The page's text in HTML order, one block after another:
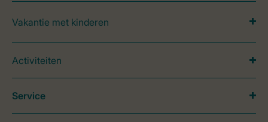
Vakantie met kinderen
Activiteiten
Service